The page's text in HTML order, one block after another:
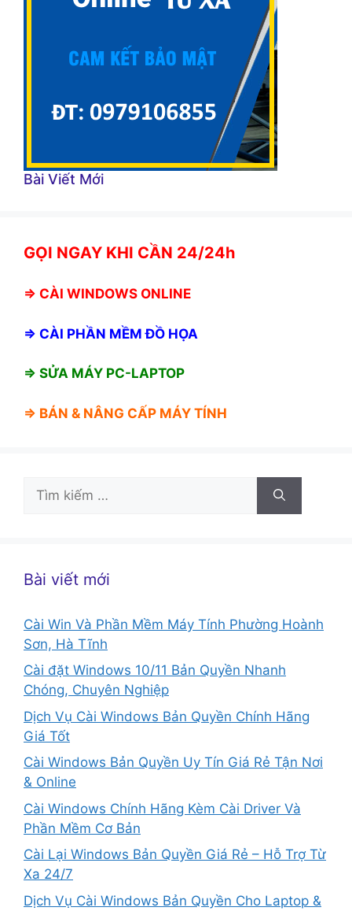
Bài Viết Mới
GỌI NGAY KHI CẦN 24/24h
⇒ CÀI WINDOWS ONLINE
⇒ CÀI PHẦN MỀM ĐỒ HỌA
⇒ SỬA MÁY PC-LAPTOP
⇒ BÁN & NÂNG CẤP MÁY TÍNH
Tìm
kiếm
Bài viết mới
Cài Win Và Phần Mềm Máy Tính Phường Hoành
Sơn, Hà Tĩnh
Cài đặt Windows 10/11 Bản Quyền Nhanh
Chóng, Chuyên Nghiệp
Dịch Vụ Cài Windows Bản Quyền Chính Hãng
Giá Tốt
Cài Windows Bản Quyền Uy Tín Giá Rẻ Tận Nơi
& Online
Cài Windows Chính Hãng Kèm Cài Driver Và
Phần Mềm Cơ Bản
Cài Lại Windows Bản Quyền Giá Rẻ – Hỗ Trợ Từ
Xa 24/7
Dịch Vụ Cài Windows Bản Quyền Cho Laptop &